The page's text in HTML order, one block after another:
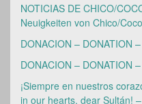
NOTICIAS DE CHICO/
Neuigkeiten von Chico/Coco
DONACION – DONATION
DONACION – DONATION
¡Siempre en nuestros
in our hearts, dear Sultán!